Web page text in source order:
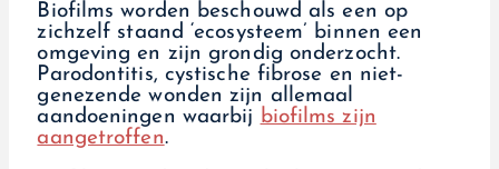
Biofilms worden beschouwd als een op
zichzelf staand ‘ecosysteem’ binnen een
omgeving en zijn grondig onderzocht.
Parodontitis, cystische fibrose en niet-
genezende wonden zijn allemaal
aandoeningen waarbij biofilms zijn
aangetroffen.